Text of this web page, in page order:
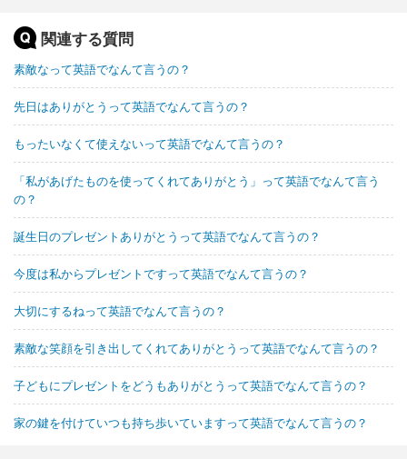
関連する質問
素敵なって英語でなんて言うの？
先日はありがとうって英語でなんて言うの？
もったいなくて使えないって英語でなんて言うの？
「私があげたものを使ってくれてありがとう」って英語でなんて言う
の？
誕生日のプレゼントありがとうって英語でなんて言うの？
今度は私からプレゼントですって英語でなんて言うの？
大切にするねって英語でなんて言うの？
素敵な笑顔を引き出してくれてありがとうって英語でなんて言うの？
子どもにプレゼントをどうもありがとうって英語でなんて言うの？
家の鍵を付けていつも持ち歩いていますって英語でなんて言うの？